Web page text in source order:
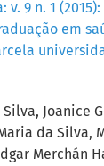
v. 9 n. 1
em
Joanice
da Silva,
Merchán